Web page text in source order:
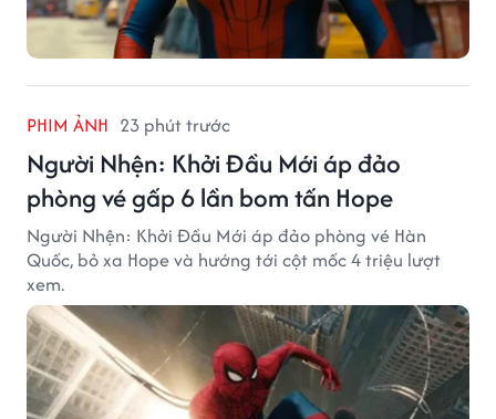
PHIM ẢNH 23 phút trước
Người Nhện: Khởi Đầu Mới áp đảo
phòng vé gấp 6 lần bom tấn Hope
Người Nhện: Khởi Đầu Mới áp đảo phòng vé Hàn
Quốc, bỏ xa Hope và hướng tới cột mốc 4 triệu lượt
xem.